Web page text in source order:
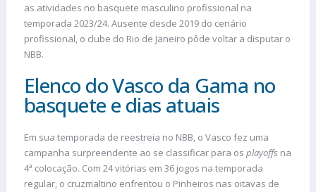
as atividades no basquete masculino profissional na
temporada 2023/24. Ausente desde 2019 do cenário
profissional, o clube do Rio de Janeiro pôde voltar a disputar o
NBB.
Elenco do Vasco da Gama no
basquete e dias atuais
Em sua temporada de reestreia no NBB, o Vasco fez uma
campanha surpreendente ao se classificar para os playoffs na
4ª colocação. Com 24 vitórias em 36 jogos na temporada
regular, o cruzmaltino enfrentou o Pinheiros nas oitavas de